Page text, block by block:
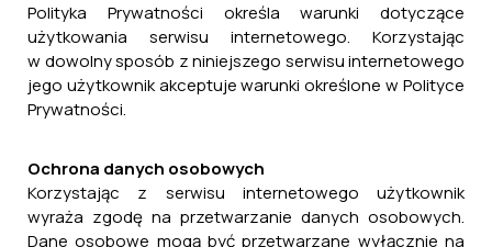
Polityka Prywatności określa warunki dotyczące
użytkowania serwisu internetowego. Korzystając
w dowolny sposób z niniejszego serwisu internetowego
jego użytkownik akceptuje warunki określone w Polityce
Prywatności.
Ochrona danych osobowych
Korzystając z serwisu internetowego użytkownik
wyraża zgodę na przetwarzanie danych osobowych.
Dane osobowe mogą być przetwarzane wyłącznie na